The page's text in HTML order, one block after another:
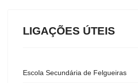
LIGAÇÕES ÚTEIS
Escola Secundária de Felgueiras